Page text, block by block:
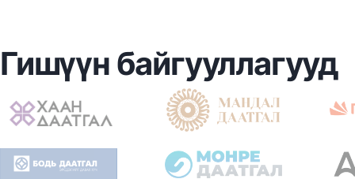
Гишүүн байгууллагууд